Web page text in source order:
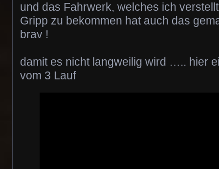
und das Fahrwerk, welches ich
Gripp zu bekommen hat auch das
brav !
damit es nicht langweilig wird ….. hier
vom 3 Lauf